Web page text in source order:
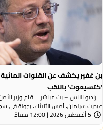
بن غفير يكشف عن القنوات
‘كتسيعوت‘ بالنقب
راديو الناس – بث مباشر قام وزير الأمن
عيديت سيلمان، أمس الثلاثاء، بجولة في
5 أغسطس 2026 | 12:00 مساءً